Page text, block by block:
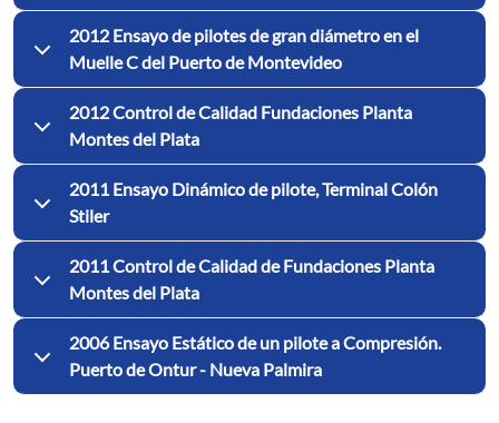
2012 Ensayo de pilotes de gran diámetro en el
Muelle C del Puerto de Montevideo
2012 Control de Calidad Fundaciones Planta
Montes del Plata
2011 Ensayo Dinámico de pilote, Terminal Colón
Stiler
2011 Control de Calidad de Fundaciones Planta
Montes del Plata
2006 Ensayo Estático de un pilote a Compresión.
Puerto de Ontur - Nueva Palmira